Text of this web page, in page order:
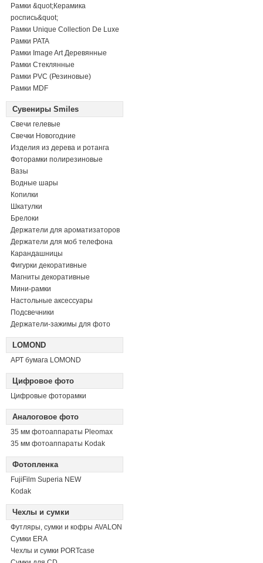
Рамки &quot;Керамика
роспись&quot;
Рамки Unique Collection De Luxe
Рамки PATA
Рамки Image Art Деревянные
Рамки Стеклянные
Рамки PVC (Резиновые)
Рамки MDF
Сувениры Smiles
Свечи гелевые
Свечки Новогодние
Изделия из дерева и ротанга
Фоторамки полирезиновые
Вазы
Водные шары
Копилки
Шкатулки
Брелоки
Держатели для ароматизаторов
Держатели для моб телефона
Карандашницы
Фигурки декоративные
Магниты декоративные
Мини-рамки
Настольные аксессуары
Подсвечники
Держатели-зажимы для фото
LOMOND
АРТ бумага LOMOND
Цифровое фото
Цифровые фоторамки
Аналоговое фото
35 мм фотоаппараты Pleomax
35 мм фотоаппараты Kodak
Фотопленка
FujiFilm Superia NEW
Kodak
Чехлы и сумки
Футляры, сумки и кофры AVALON
Сумки ERA
Чехлы и сумки PORTcase